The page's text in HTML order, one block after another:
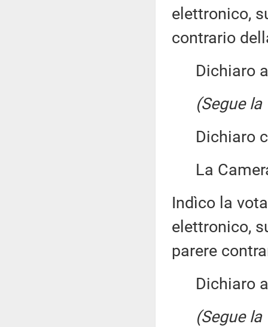
elettronico,
contrario
Dichiaro
(Segue
Dichiaro
La
Indìco la
elettronico,
parere
Dichiaro
(Segue